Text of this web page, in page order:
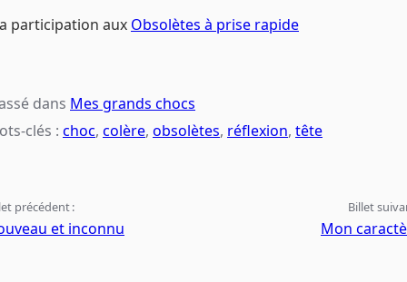
participation aux Obsolètes à prise rapide
dans Mes grands chocs
clés : choc, colère, obsolètes, réflexion, tête
précédent :
et inconnu
Billet
Mon